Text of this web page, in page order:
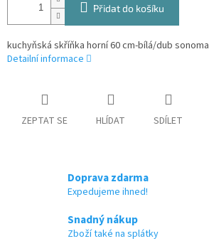
Přidat do košíku
kuchyňská skříňka horní 60 cm-bílá/dub sonoma
Detailní informace
ZEPTAT SE HLÍDAT SDÍLET
Doprava zdarma
Expedujeme ihned!
Snadný nákup
Zboží také na splátky